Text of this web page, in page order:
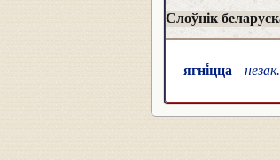
Слоўнік
ягні́цца незак.